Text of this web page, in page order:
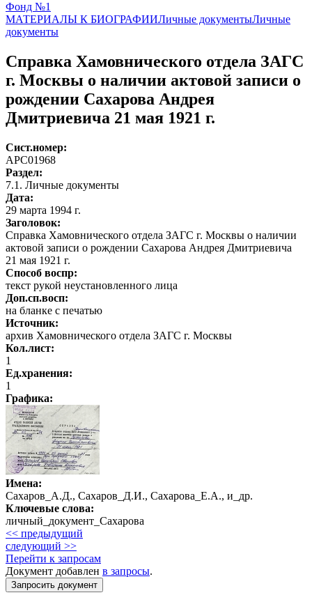
Фонд №1
МАТЕРИАЛЫ К БИОГРАФИИЛичные документыЛичные
документы
Справка Хамовнического отдела ЗАГС
г. Москвы о наличии актовой записи о
рождении Сахарова Андрея
Дмитриевича 21 мая 1921 г.
Сист.номер:
АРС01968
Раздел:
7.1. Личные документы
Дата:
29 марта 1994 г.
Заголовок:
Справка Хамовнического отдела ЗАГС г. Москвы о наличии
актовой записи о рождении Сахарова Андрея Дмитриевича
21 мая 1921 г.
Способ воспр:
текст рукой неустановленного лица
Доп.сп.восп:
на бланке с печатью
Источник:
архив Хамовнического отдела ЗАГС г. Москвы
Кол.лист:
1
Ед.хранения:
1
Графика:
Имена:
Сахаров_А.Д., Сахаров_Д.И., Сахарова_Е.А., и_др.
Ключевые слова:
личный_документ_Сахарова
<< предыдущий
следующий >>
Перейти к запросам
Документ добавлен в запросы.